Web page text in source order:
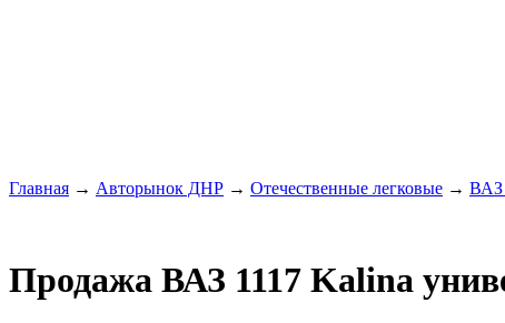
Главная → Авторынок ДНР → Отечественные легковые → ВАЗ
Продажа ВАЗ 1117 Kalina